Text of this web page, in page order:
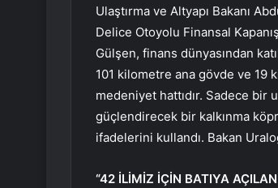
Ulaştırma ve Altyapı Bakanı
Delice Otoyolu Finansal
Gülşen, finans dünyasından
101 kilometre ana gövde ve 19
medeniyet hattıdır. Sadece bir
güçlendirecek bir kalkınma
ifadelerini kullandı. Bakan
“42 İLİMİZ İÇİN BATIYA